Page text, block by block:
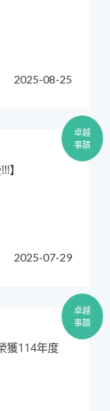
2025-08-25
卓越
事蹟
2025-07-29
】
卓越
事蹟
獲114年度